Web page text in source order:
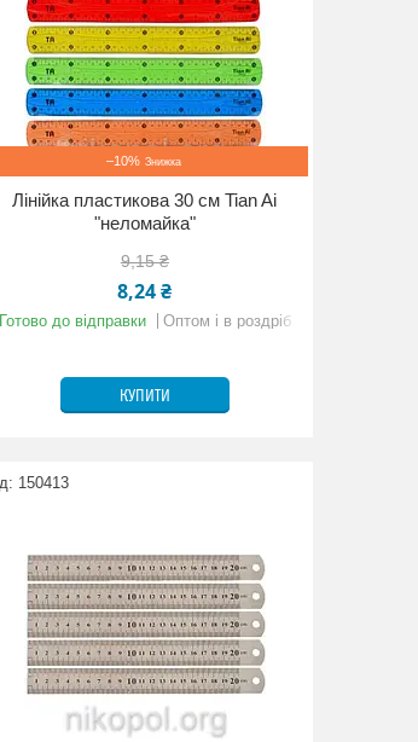
–10%
Лінійка пластикова 30 см Tian Ai
"неломайка"
9,15 ₴
8,24 ₴
Готово до відправки Оптом і в роздріб
КУПИТИ
150413